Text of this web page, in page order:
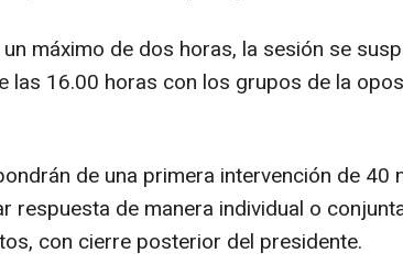
máximo de dos horas, la sesión se
las 16.00 horas con los grupos de la
de una primera intervención de 40
respuesta de manera individual o
con cierre posterior del presidente.